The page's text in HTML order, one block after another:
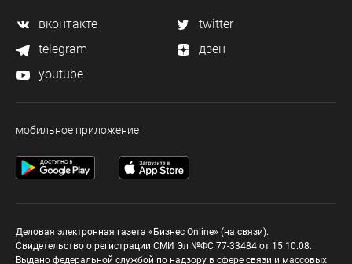
вконтакте
twitter
telegram
дзен
youtube
мобильное приложение
Деловая электронная газета «Бизнес Online» (на связи).
Свидетельство о регистрации СМИ Эл №ФС 77-33484 от 15.10.08.
Выдано федеральной службой по надзору в сфере связи и массовых